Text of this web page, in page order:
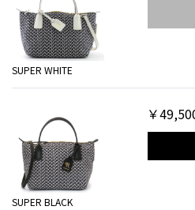
SUPER WHITE
SUPER BLACK
￥